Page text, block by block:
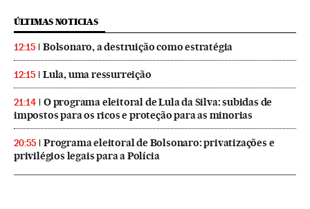
ÚLTIMAS NOTICIAS
12:15 Bolsonaro, a destruição como estratégia
12:15 Lula, uma ressurreição
21:14
O programa eleitoral de Lula da Silva: subidas de
impostos para os ricos e proteção para as minorias
20:55
Programa eleitoral de Bolsonaro: privatizações e
privilégios legais para a Polícia